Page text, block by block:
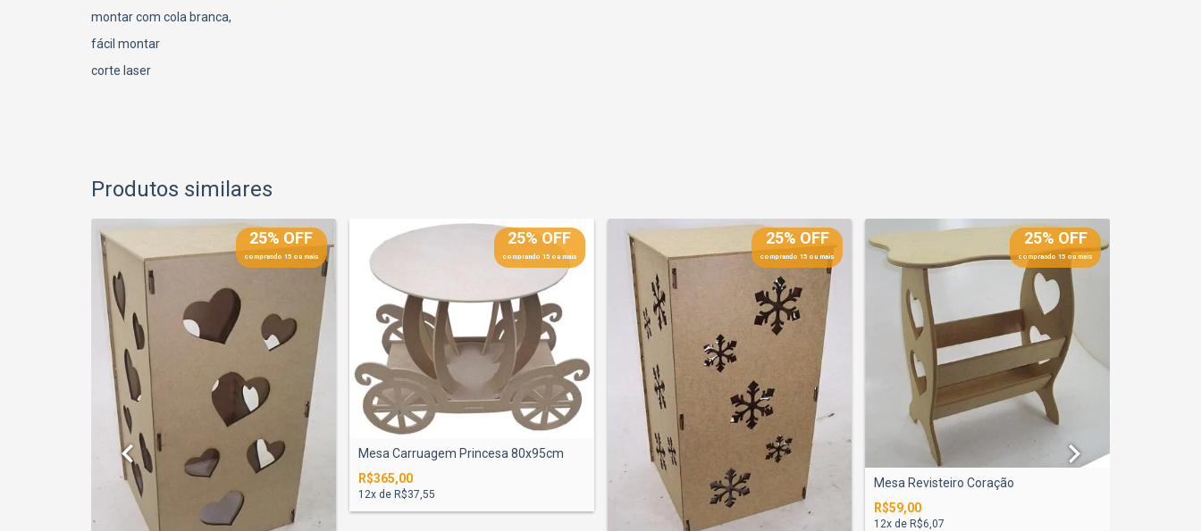
montar com cola branca,
fácil montar
corte laser
Produtos similares
25% OFF
comprando 15 ou mais
25% OFF
comprando 15 ou mais
Mesa Carruagem Princesa 80x95cm
R$365,00
12x de R$37,55
25% OFF
comprando 15 ou mais
25% OFF
comprando 15 ou mais
Mesa Revisteiro Coração
R$59,00
12x deR$6,07